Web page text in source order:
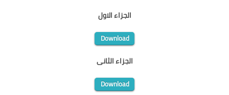
الجزاء الاول
Download
الجزاء الثانى
Download